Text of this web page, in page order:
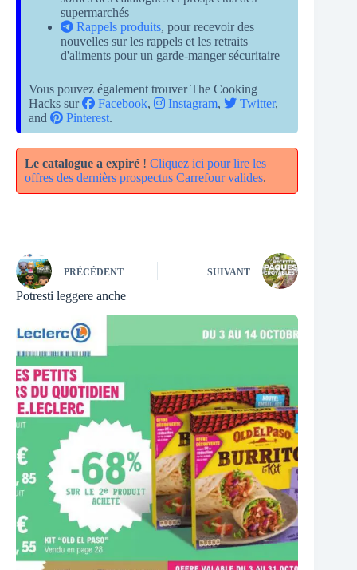
supermarchés
Rappels produits, pour recevoir des
nouvelles sur les rappels et les retraits
d'aliments pour un garde-manger sécuritaire
Vous pouvez également trouver The Cooking
Hacks sur
Facebook, Instagram, Twitter,
and
Pinterest.
Le catalogue a expiré ! Cliquez ici pour lire les
offres des dernièrs prospectus Carrefour valides.
PRÉCÉDENT SUIVANT
Potresti leggere anche